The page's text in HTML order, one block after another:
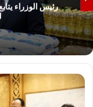
رئيس الوزراء
ت
ك
ر